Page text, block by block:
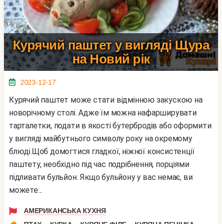
Курячий паштет у вигляді Щура
на Новий рік
2023-12-17
Курячий паштет може стати відмінною закускою на
новорічному столі. Адже їм можна нафарширувати
тарталетки, подати в якості бутербродів або оформити
у вигляді майбутнього символу року на окремому
блюді.Щоб домогтися гладкої, ніжної консистенції
паштету, необхідно під час подрібнення, порціями
підливати бульйон. Якщо бульйону у вас немає, ви
можете...
АМЕРИКАНСЬКА КУХНЯ